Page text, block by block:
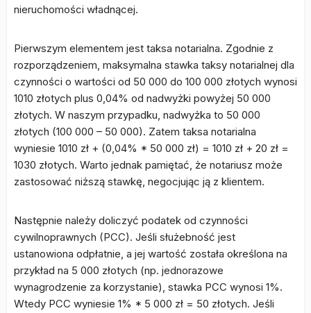
nieruchomości władnącej.
Pierwszym elementem jest taksa notarialna. Zgodnie z
rozporządzeniem, maksymalna stawka taksy notarialnej dla
czynności o wartości od 50 000 do 100 000 złotych wynosi
1010 złotych plus 0,04% od nadwyżki powyżej 50 000
złotych. W naszym przypadku, nadwyżka to 50 000
złotych (100 000 – 50 000). Zatem taksa notarialna
wyniesie 1010 zł + (0,04% * 50 000 zł) = 1010 zł + 20 zł =
1030 złotych. Warto jednak pamiętać, że notariusz może
zastosować niższą stawkę, negocjując ją z klientem.
Następnie należy doliczyć podatek od czynności
cywilnoprawnych (PCC). Jeśli służebność jest
ustanowiona odpłatnie, a jej wartość została określona na
przykład na 5 000 złotych (np. jednorazowe
wynagrodzenie za korzystanie), stawka PCC wynosi 1%.
Wtedy PCC wyniesie 1% * 5 000 zł = 50 złotych. Jeśli